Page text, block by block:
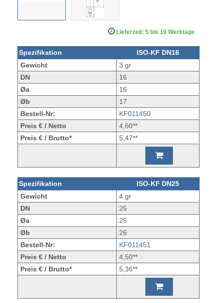
Lieferzeit: 5 bis 10 Werktage
Spezifikation
ISO-KF DN16
Gewicht
3 gr
DN
16
Øa
16
Øb
17
Bestell-Nr:
KF011450
Preis € / Netto
4,60**
Preis € / Brutto*
5,47**
Spezifikation
ISO-KF DN25
Gewicht
4 gr
DN
25
Øa
25
Øb
26
Bestell-Nr:
KF011451
Preis € / Netto
4,50**
Preis € / Brutto*
5,36**